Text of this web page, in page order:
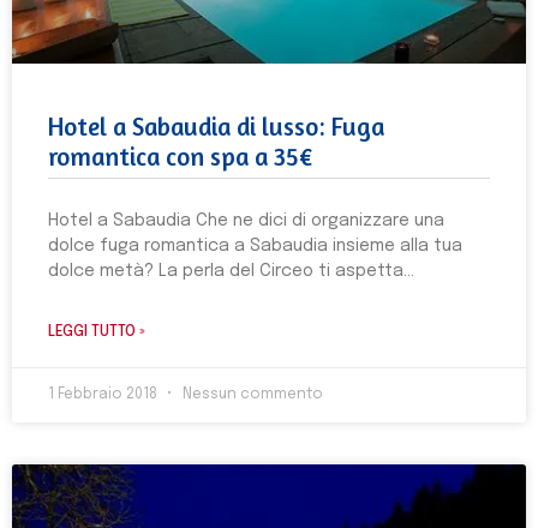
Hotel a Sabaudia di lusso: Fuga
romantica con spa a 35€
Hotel a Sabaudia Che ne dici di organizzare una
dolce fuga romantica a Sabaudia insieme alla tua
dolce metà? La perla del Circeo ti aspetta
LEGGI TUTTO »
1 Febbraio 2018 Nessun commento